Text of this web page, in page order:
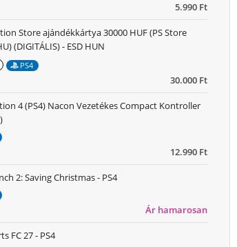
5.990 Ft
30.000 Ft
Store ajándékkártya 30000 HUF (PS Store
(DIGITÁLIS) - ESD HUN
PS4
12.990 Ft
4 (PS4) Nacon Vezetékes Compact Kontroller
Ár hamarosan
2: Saving Christmas - PS4
FC 27 - PS4